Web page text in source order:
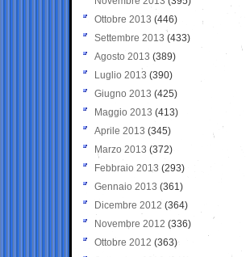
Ottobre 2013 (446)
Settembre 2013 (433)
Agosto 2013 (389)
Luglio 2013 (390)
Giugno 2013 (425)
Maggio 2013 (413)
Aprile 2013 (345)
Marzo 2013 (372)
Febbraio 2013 (293)
Gennaio 2013 (361)
Dicembre 2012 (364)
Novembre 2012 (336)
Ottobre 2012 (363)